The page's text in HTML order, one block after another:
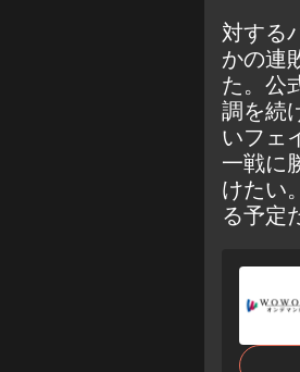
対する
かの連
た。公
調を続
いフェ
一戦に
けたい
る予定